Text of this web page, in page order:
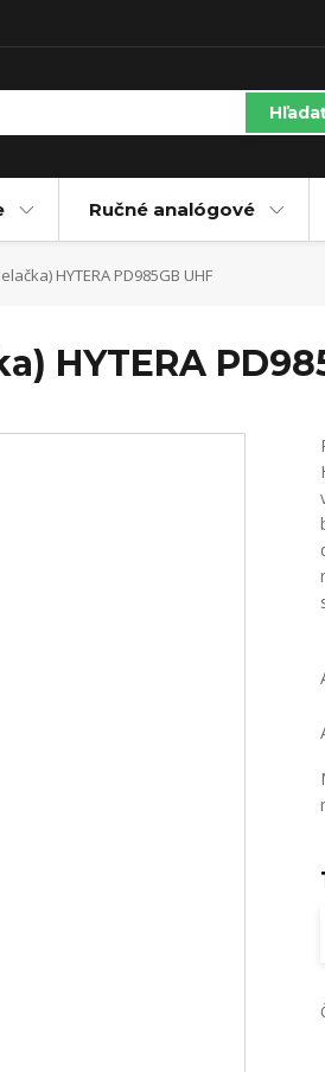
Ručné analógové
HYTERA PD985GB UHF
HYTERA